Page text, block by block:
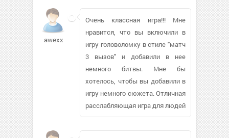
awexx
Очень классная игра!!! Мне
нравится, что вы включили в
игру головоломку в стиле "матч
3 вызов" и добавили в нее
немного битвы. Мне бы
хотелось, чтобы вы добавили в
игру немного сюжета. Отличная
расслабляющая игра для людей